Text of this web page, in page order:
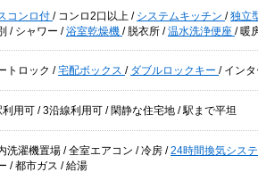
コンロ付 / コンロ2口以上 / システムキッチン /独立
/ シャワー /浴室乾燥機 / 脱衣所 /温水洗浄便座 / 暖
トロック /宅配ボックス / ダブルロックキー / イン
利用可 /3沿線利用可 / 閑静な住宅地 /駅まで平坦
洗濯機置場 /全室エアコン /冷房 /24時間換気シス
/都市ガス /給湯